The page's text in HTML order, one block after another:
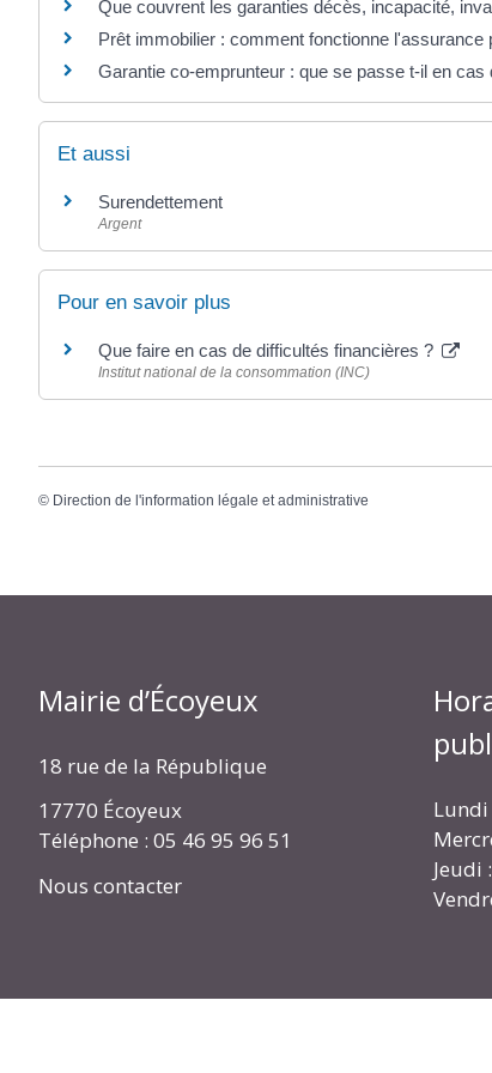
Que couvrent les garanties décès, incapacité,
Prêt immobilier : comment fonctionne l'assurance
Garantie co-emprunteur : que se passe t-il en
Et aussi
Surendettement
Argent
Pour en savoir plus
Que faire en cas de difficultés financières ?
Institut national de la consommation (INC)
© Direction de l'information légale et administrative
Mairie d’Écoyeux
18 rue de la République
17770 Écoyeux
Téléphone : 05 46 95 96 51
Nous contacter
Lundi
Jeudi